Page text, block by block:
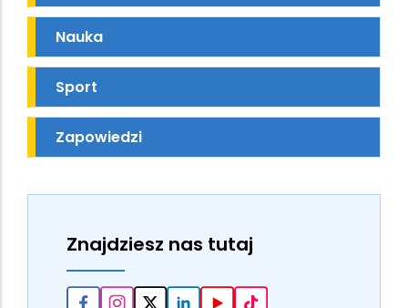
Nauka
Sport
Zapowiedzi
Znajdziesz nas tutaj